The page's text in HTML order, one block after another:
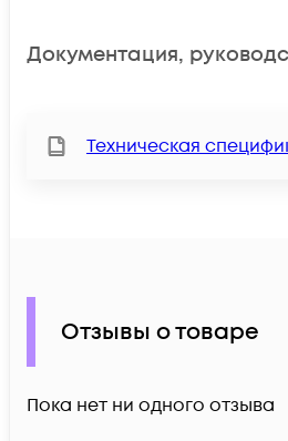
Документация,
Отзывы о товаре
Пока нет ни одного отзыва